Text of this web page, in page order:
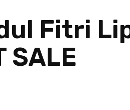
Fitri
SALE